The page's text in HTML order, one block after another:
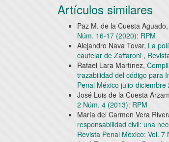
Artículos similares
Paz M. de la Cuesta Aguado,
Núm. 16-17 (2020): RPM
Alejandro Nava Tovar, La
cautelar de Zaffaroni ,
Rafael Lara Martínez,
trazabilidad del código para
Penal México julio-diciembre
José Luis de la Cuesta
2 Núm. 4 (2013): RPM
María del Carmen Vera
responsabilidad civil: una
Revista Penal México: Vol. 7